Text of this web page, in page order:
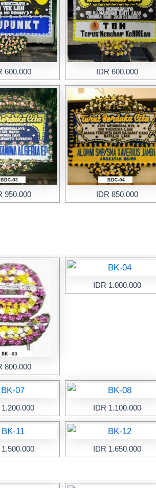
600.000 IDR 600.000
950.000 IDR 850.000
800.000
IDR 1.000.000
IDR 1.100.000
IDR 1.650.000